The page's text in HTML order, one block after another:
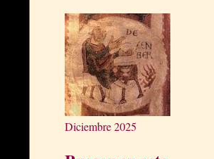
Diciembre 2025